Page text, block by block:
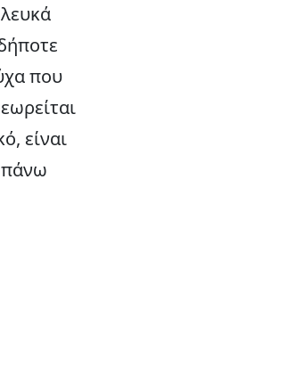
που
είναι
πάνω